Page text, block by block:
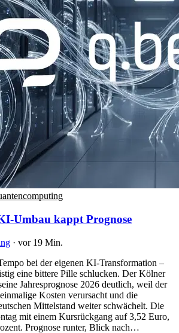
Umbau kappt Prognose
· vor 19 Min.
bei der eigenen KI-Transformation –
eine bittere Pille schlucken. Der Kölner
Jahresprognose 2026 deutlich, weil der
Kosten verursacht und die
Mittelstand weiter schwächelt. Die
mit einem Kursrückgang auf 3,52 Euro,
Prognose runter, Blick nach…